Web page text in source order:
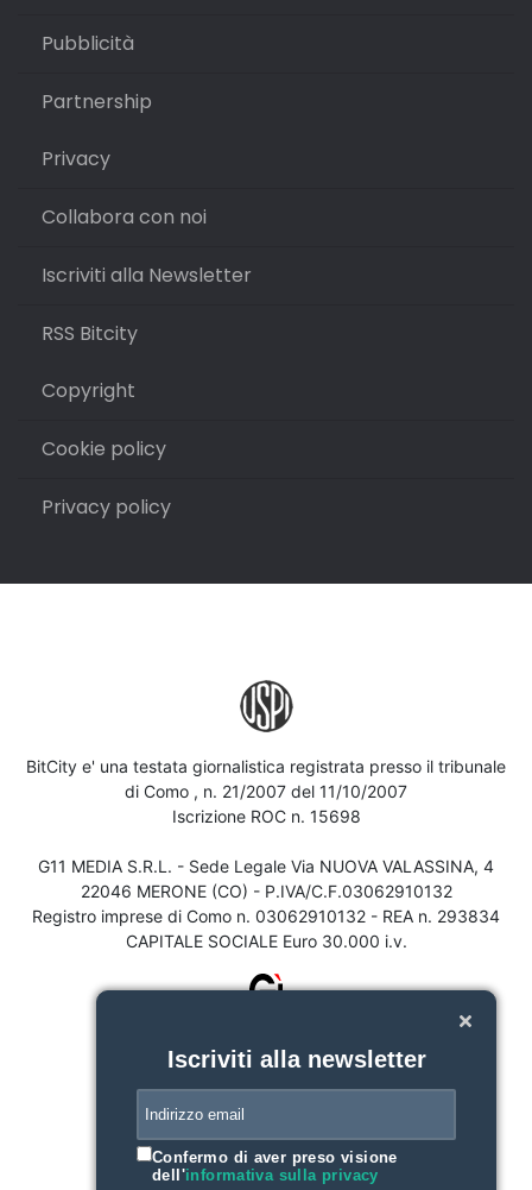
Pubblicità
Partnership
Privacy
Collabora con noi
Iscriviti alla Newsletter
RSS Bitcity
Copyright
Cookie policy
Privacy policy
BitCity e' una testata giornalistica registrata presso il tribunale
di Como , n. 21/2007 del 11/10/2007
Iscrizione ROC n. 15698
G11 MEDIA S.R.L. - Sede Legale Via NUOVA VALASSINA, 4
22046 MERONE (CO) - P.IVA/C.F.03062910132
Registro imprese di Como n. 03062910132 - REA n. 293834
CAPITALE SOCIALE Euro 30.000 i.v.
Iscriviti alla newsletter
Confermo di aver preso visione
dell'informativa sulla privacy